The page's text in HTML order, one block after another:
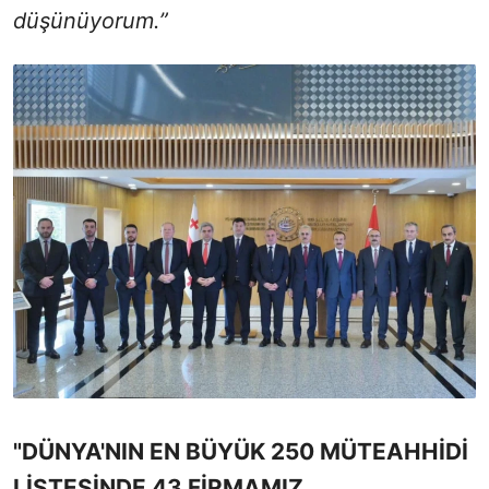
düşünüyorum.”
"DÜNYA'NIN EN BÜYÜK 250 MÜTEAHHİDİ